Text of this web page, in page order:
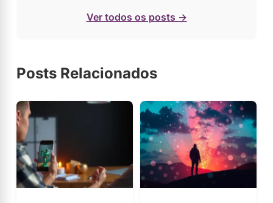
Ver todos os posts →
Posts Relacionados